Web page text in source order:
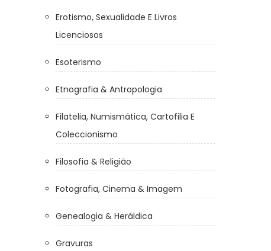
Erotismo, Sexualidade E Livros
Licenciosos
Esoterismo
Etnografia & Antropologia
Filatelia, Numismática, Cartofilia E
Coleccionismo
Filosofia & Religião
Fotografia, Cinema & Imagem
Genealogia & Heráldica
Gravuras